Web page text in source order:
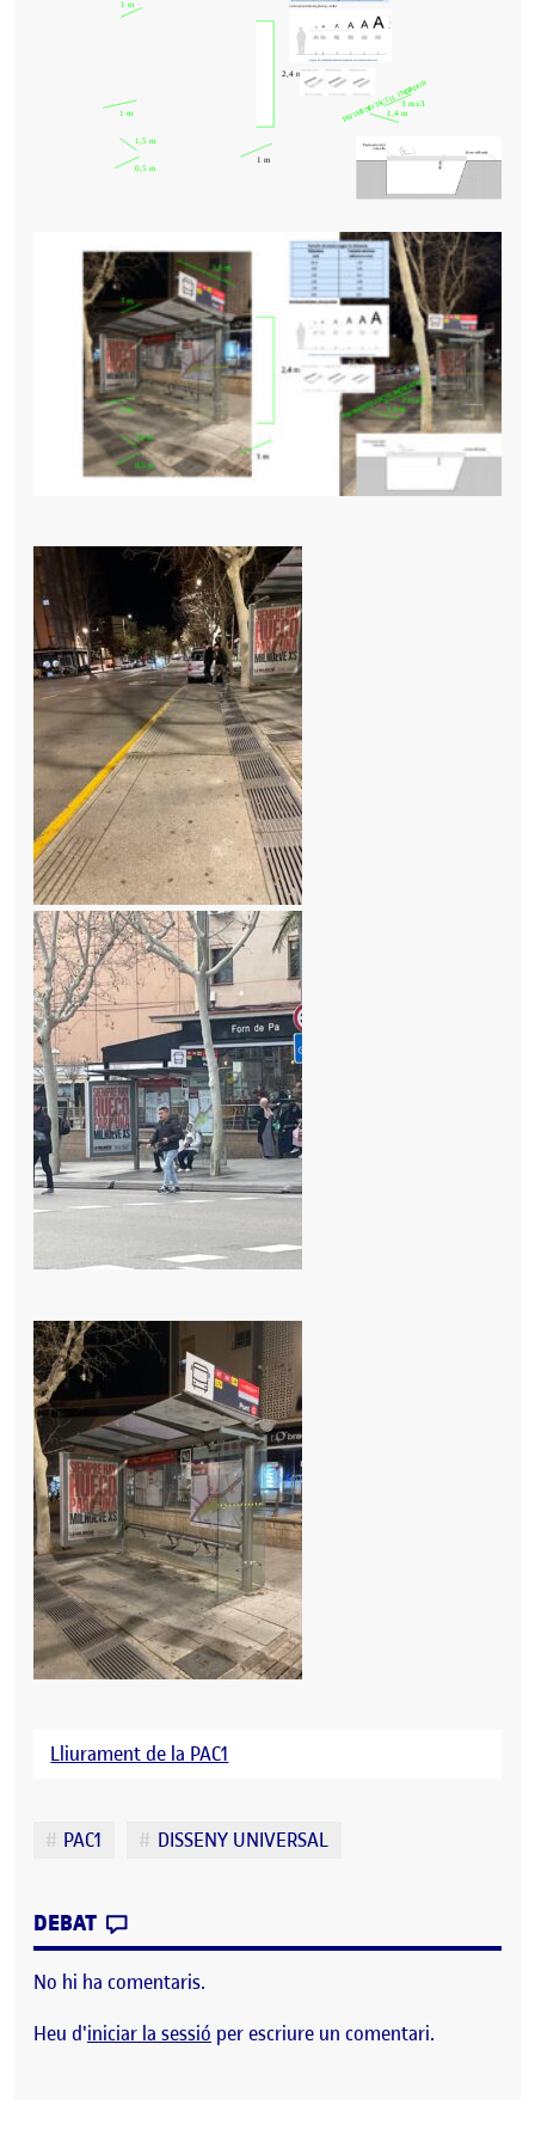
Lliurament de la PAC1
Etiquetes
PAC1 DISSENY UNIVERSAL
DEBAT
No hi ha comentaris.
Heu d'iniciar la sessió per escriure un comentari.